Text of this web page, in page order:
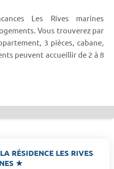
Les Rives marines
Vous trouverez par
3 pièces, cabane,
peuvent accueillir de 2 à 8
RÉSIDENCE LES RIVES
★